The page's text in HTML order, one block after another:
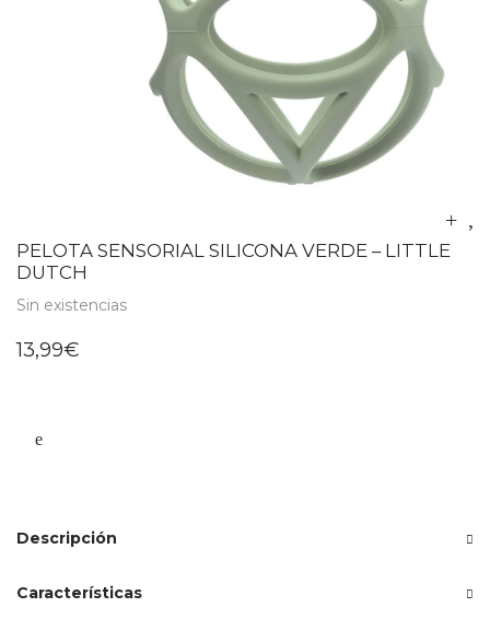
PELOTA SENSORIAL SILICONA VERDE – LITTLE
DUTCH
Sin existencias
13,99€
Descripción
Características